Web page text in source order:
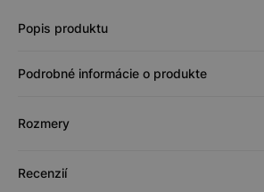
Popis produktu
Podrobné informácie o produkte
Rozmery
Recenzií